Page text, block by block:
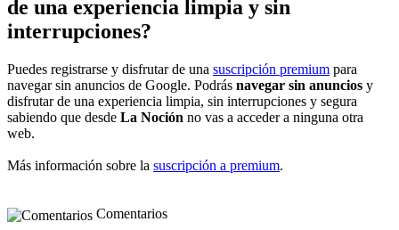
de una experiencia limpia y sin
interrupciones?
Puedes registrarse y disfrutar de una suscripción premium para
navegar sin anuncios de Google. Podrás navegar sin anuncios y
disfrutar de una experiencia limpia, sin interrupciones y segura
sabiendo que desde La Noción no vas a acceder a ninguna otra
web.
Más información sobre la suscripción a premium.
Comentarios